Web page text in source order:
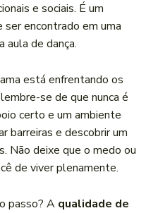
e sociais. É um
encontrado em uma
aula de dança.
está enfrentando os
se de que nunca é
certo e um ambiente
barreiras e descobrir um
Não deixe que o medo ou
de viver plenamente.
passo? A qualidade de